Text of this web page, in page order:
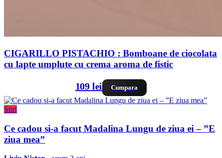
CIGARILLO PISTACHIO : Bomboane de ciocolata
cu lapte umplute cu crema aroma de fistic
109 lei Cumpara
Stiri
Ce cadou si-a facut Madalina Lungu de ziua ei – ”E
ziua mea”